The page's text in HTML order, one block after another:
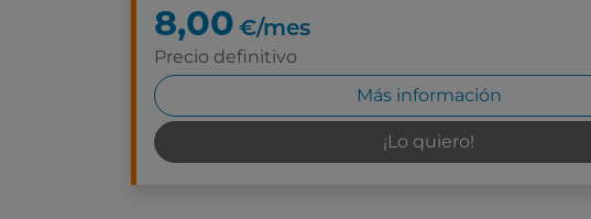
8,00 €/mes
Precio definitivo
Más información
¡Lo quiero!